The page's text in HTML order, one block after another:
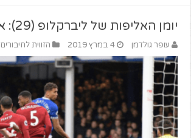
יומן האליפות של ליברקלופ (29): אברטון. תיקו.
עופר גולדמן 4 במרץ 2019 הזווית לחיבורים